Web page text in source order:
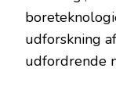
udforskning
udfordrende